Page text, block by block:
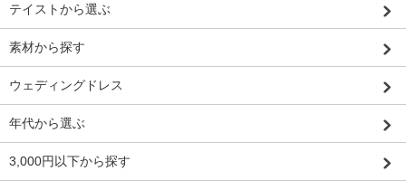
テイストから選ぶ
素材から探す
ウェディングドレス
年代から選ぶ
3,000円以下から探す